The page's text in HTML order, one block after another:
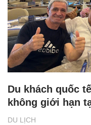
DU LỊCH
Du khách quốc
không giới hạn